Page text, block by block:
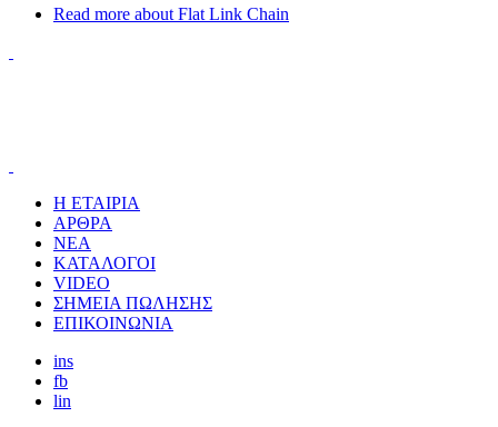
Read more about Flat Link Chain
Η ΕΤΑΙΡΙΑ
ΑΡΘΡΑ
ΝΕΑ
ΚΑΤΑΛΟΓΟΙ
VIDEO
ΣΗΜΕΙΑ ΠΩΛΗΣΗΣ
ΕΠΙΚΟΙΝΩΝΙΑ
ins
fb
lin